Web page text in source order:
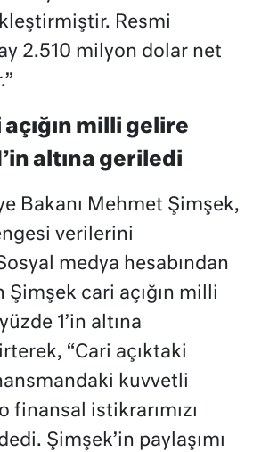
Resmi
2.510 milyon dolar net
milli gelire
altına geriledi
Bakanı Mehmet Şimşek,
verilerini
medya hesabından
Şimşek cari açığın milli
1’in altına
“Cari açıktaki
kuvvetli
finansal istikrarımızı
Şimşek’in paylaşımı